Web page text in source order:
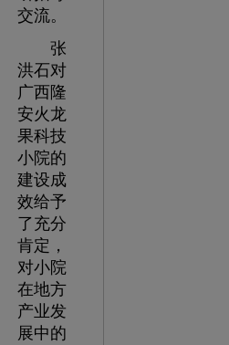
交流。
张
洪石对
广西隆
安火龙
果科技
小院的
建设成
效给予
了充分
肯定，
对小院
在地方
产业发
展中的